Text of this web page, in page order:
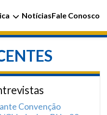
NotíciasFale Conosco
Convenção